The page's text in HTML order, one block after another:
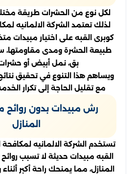
لكل نوع من الحشرات طريقة
لذلك تعتمد الشركة الالمانيه
كوبرى القبه على اختيار مبيدات
طبيعة الحشرة ومدى مقاومتها،
بق، نمل أبيض أو
ويساهم هذا التنوع في تحقيق
مع تقليل الحاجة إلى تكرار
رش مبيدات بدون روائح
المنازل
تستخدم الشركة الالمانيه
القبه مبيدات حديثة لا تسبب
المنازل، مما يمنحك راحة أكبر